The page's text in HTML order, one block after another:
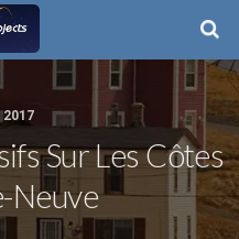
Sur Les Côtes
Neuve